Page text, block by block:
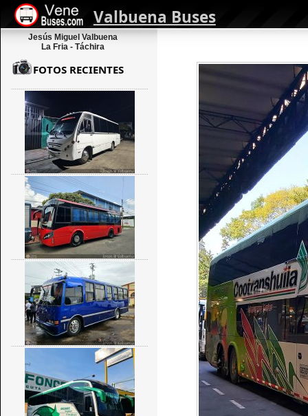
Valbuena Buses
Jesús Miguel Valbuena
La Fria - Táchira
FOTOS RECIENTES